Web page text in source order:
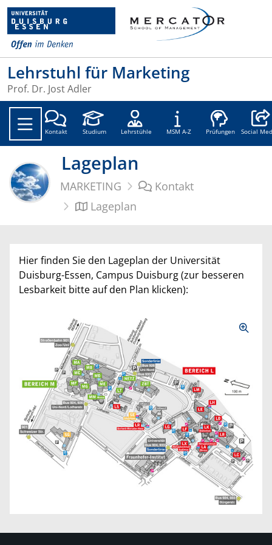
Lehrstuhl für Marketing
Prof. Dr. Jost Adler
Kontakt Studium Lehrstühle MSM A-Z Prüfungen Social
Lageplan
MARKETING
Kontakt
Lageplan
Hier finden Sie den Lageplan der Universität
Duisburg-Essen, Campus Duisburg (zur besseren
Lesbarkeit bitte auf den Plan klicken):